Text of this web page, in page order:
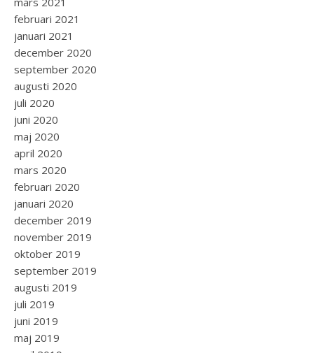
februari 2021
januari 2021
december 2020
september 2020
augusti 2020
juli 2020
juni 2020
maj 2020
april 2020
mars 2020
februari 2020
januari 2020
december 2019
november 2019
oktober 2019
september 2019
augusti 2019
juli 2019
juni 2019
maj 2019